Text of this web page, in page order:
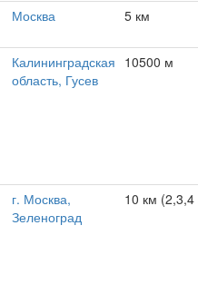
Москва 5 км
Калининградская
область, Гусев
10500 м
г. Москва,
Зеленоград
10 км